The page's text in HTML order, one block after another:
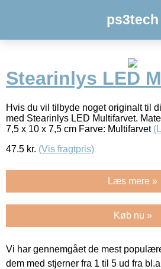
ps3tech
Stearinlys LED
Hvis du vil tilbyde noget originalt til
med Stearinlys LED Multifarvet.
7,5 x 10 x 7,5 cm Farve: Multifarvet
47.5 kr. (Vis fragtpris)
Læs mere »
Køb nu »
Vi har gennemgået de mest
dem med stjerner fra 1 til 5 ud fra